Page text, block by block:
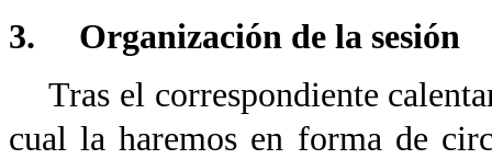
3. Organización de la sesión
Tras el correspondiente
cual la haremos en forma de